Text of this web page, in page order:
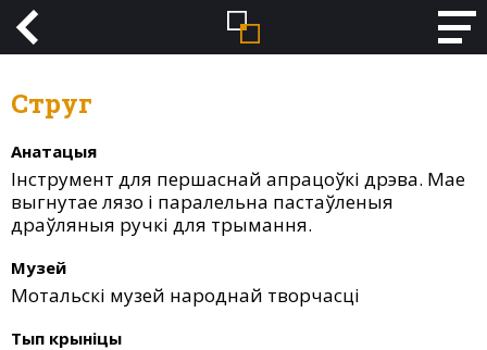
Струг
Анатацыя
Інструмент для першаснай апрацоўкі дрэва. Мае
выгнутае лязо і паралельна пастаўленыя
драўляныя ручкі для трымання.
Музей
Мотальскі музей народнай творчасці
Тып крыніцы